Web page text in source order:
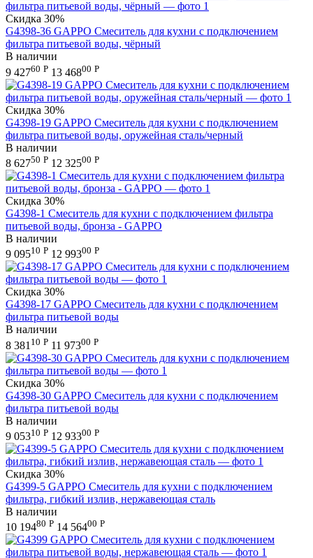
Скидка 30%
G4398-36 GAPPO Смеситель для кухни с подключением
фильтра питьевой воды, чёрный
В наличии
9 42760 Р 13 46800 Р
Скидка 30%
G4398-19 GAPPO Смеситель для кухни с подключением
фильтра питьевой воды, оружейная сталь/черный
В наличии
8 62750 Р 12 32500 Р
Скидка 30%
G4398-1 Смеситель для кухни с подключением фильтра
питьевой воды, бронза - GAPPO
В наличии
9 09510 Р 12 99300 Р
Скидка 30%
G4398-17 GAPPO Смеситель для кухни с подключением
фильтра питьевой воды
В наличии
8 381 10 Р 11 97300 Р
Скидка 30%
G4398-30 GAPPO Смеситель для кухни с подключением
фильтра питьевой воды
В наличии
9 05310 Р 12 93300 Р
Скидка 30%
G4399-5 GAPPO Смеситель для кухни с подключением
фильтра, гибкий излив, нержавеющая сталь
В наличии
10 19480 Р 14 56400 Р